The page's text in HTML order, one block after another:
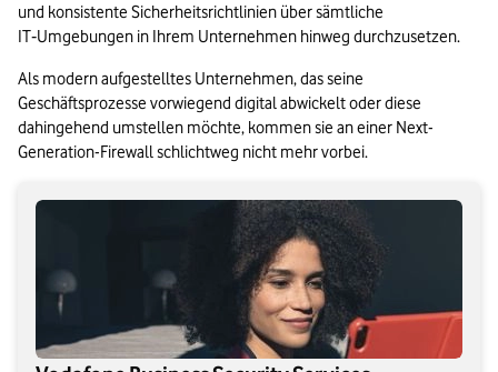
und konsistente Sicherheitsrichtlinien über sämtliche
IT‑Umgebungen in Ihrem Unternehmen hinweg durchzusetzen.
Als modern aufgestelltes Unternehmen, das seine
Geschäftsprozesse vorwiegend digital abwickelt oder diese
dahingehend umstellen möchte, kommen sie an einer Next-
Generation-Firewall schlichtweg nicht mehr vorbei.